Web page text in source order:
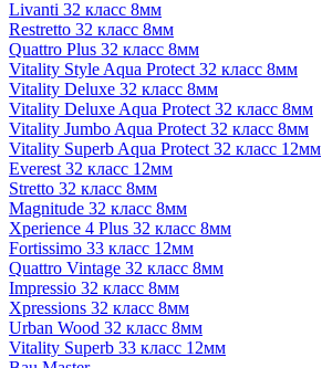
Livanti 32 класс 8мм
Restretto 32 класс 8мм
Quattro Plus 32 класс 8мм
Vitality Style Aqua Protect 32 класс 8мм
Vitality Deluxe 32 класс 8мм
Vitality Deluxe Aqua Protect 32 класс 8мм
Vitality Jumbo Aqua Protect 32 класс 8мм
Vitality Superb Aqua Protect 32 класс 12мм
Everest 32 класс 12мм
Stretto 32 класс 8мм
Magnitude 32 класс 8мм
Xperience 4 Plus 32 класс 8мм
Fortissimo 33 класс 12мм
Quattro Vintage 32 класс 8мм
Impressio 32 класс 8мм
Xpressions 32 класс 8мм
Urban Wood 32 класс 8мм
Vitality Superb 33 класс 12мм